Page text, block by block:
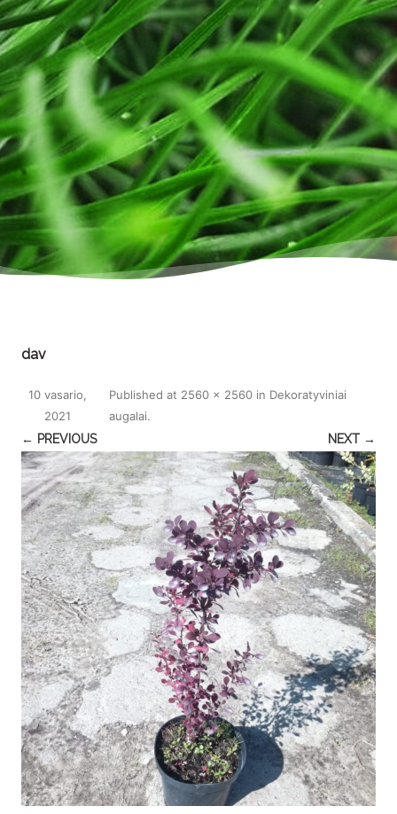
dav
Published
10 vasario,
2021
at 2560 × 2560 in Dekoratyviniai
augalai.
← PREVIOUS
NEXT →